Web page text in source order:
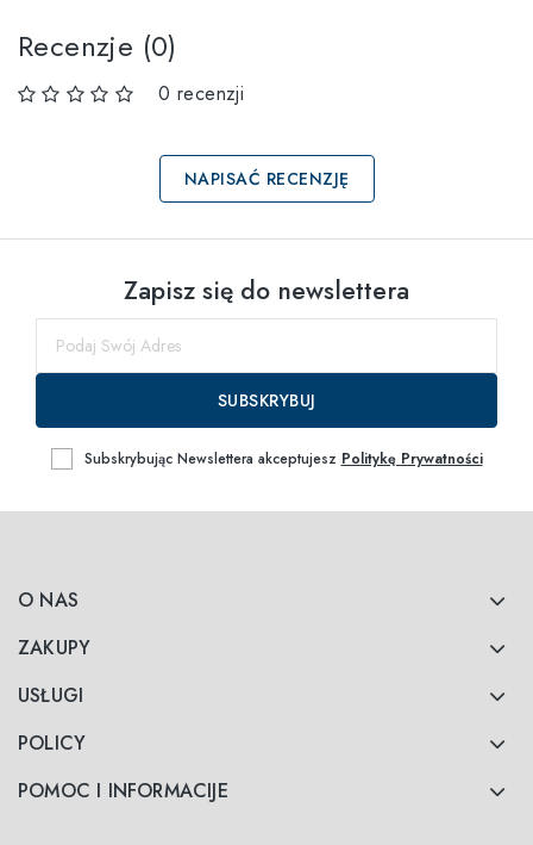
Recenzje (0)
0 recenzji
NAPISAĆ RECENZJĘ
Wybierz rozmiary
do
O NAS
ZAKUPY
USŁUGI
POLICY
POMOC I INFORMACIJE
Zapisz się do newslettera
SUBSKRYBUJ
Subskrybując Newslettera akceptujesz Politykę Prywatności